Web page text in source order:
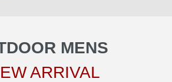
MENS
ARRIVAL